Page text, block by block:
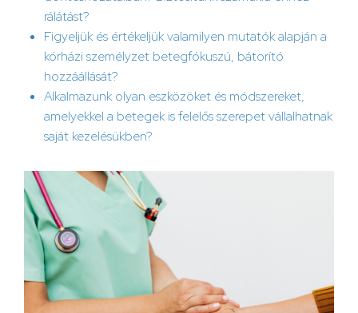
rálátást?
Figyeljük és értékeljük valamilyen mutatók alapján a
kórházi személyzet betegfókuszú, bátorító
hozzáállását?
Alkalmazunk olyan eszközöket és módszereket,
amelyekkel a betegek is felelős szerepet vállalhatnak
saját kezelésükben?